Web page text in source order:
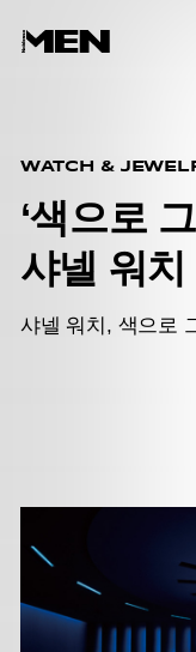
WATCH &
‘색으로
샤넬 워치
샤넬 워치, 색으로